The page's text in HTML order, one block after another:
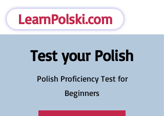
LearnPolski.com
Test your Polish
Polish Proficiency Test for
Beginners